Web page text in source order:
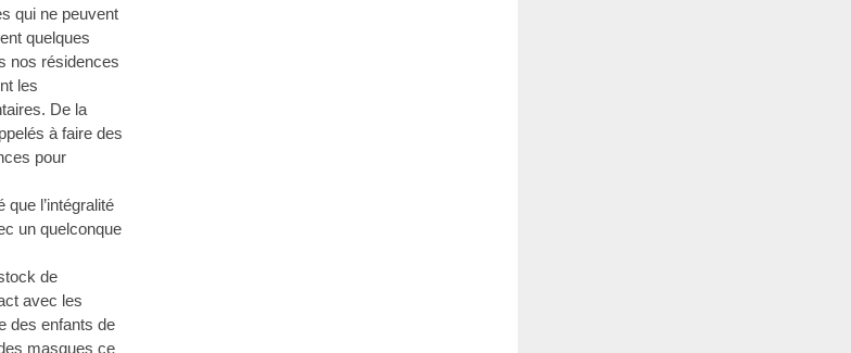
qui ne peuvent
quelques
nos résidences
les
De la
à faire des
pour
l’intégralité
un quelconque
de
avec les
des enfants de
masques ce